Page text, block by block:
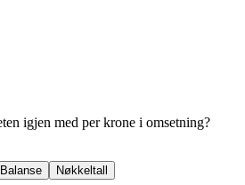
igjen med per krone i omsetning?
Balanse
Nøkkeltall